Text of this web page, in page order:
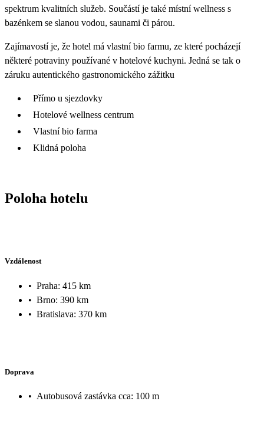
spektrum kvalitních služeb. Součástí je také místní wellness s
bazénkem se slanou vodou, saunami či párou.
Zajímavostí je, že hotel má vlastní bio farmu, ze které pocházejí
některé potraviny používané v hotelové kuchyni. Jedná se tak o
záruku autentického gastronomického zážitku
Přímo u sjezdovky
Hotelové wellness centrum
Vlastní bio farma
Klidná poloha
Poloha hotelu
Vzdálenost
• Praha: 415 km
• Brno: 390 km
• Bratislava: 370 km
Doprava
• Autobusová zastávka cca: 100 m